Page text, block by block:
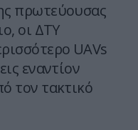
πρωτεύουσας
οι ΔΤΥ
UAVs
εναντίον
τον τακτικό